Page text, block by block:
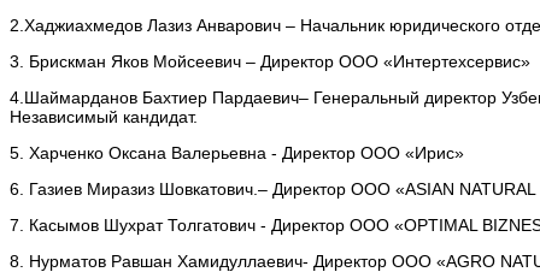
2.Хаджиахмедов Лазиз Анварович – Начальник юридического
3. Брискман Яков Мойсеевич – Директор ООО «Интертехсервис»
4.Шаймарданов Бахтиер Пардаевич– Генеральный директор
Независимый кандидат.
5. Харченко Оксана Валерьевна - Директор ООО «Ирис»
6. Газиев Миразиз Шовкатович.– Директор ООО «ASIAN NATURAL
7. Касымов Шухрат Толгатович - Директор ООО «OPTIMAL
8. Нурматов Равшан Хамидуллаевич- Директор ООО «AGRO